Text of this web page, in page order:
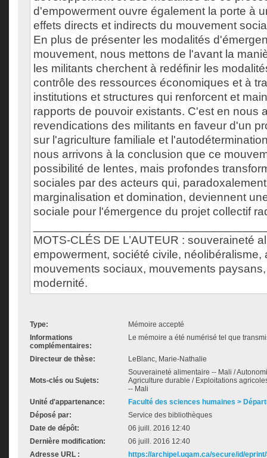
d'empowerment ouvre également la porte à
effets directs et indirects du mouvement
En plus de présenter les modalités
mouvement, nous mettons de l'avant la
les militants cherchent à redéfinir les
contrôle des ressources économiques et à
institutions et structures qui renforcent et
rapports de pouvoir existants. C'est en nous
revendications des militants en faveur d'un
sur l'agriculture familiale et
nous arrivons à la conclusion que ce
possibilité de lentes, mais profondes
sociales par des acteurs qui,
marginalisation et domination, deviennent
sociale pour l'émergence du projet collectif
MOTS-CLÉS DE L’AUTEUR : souveraineté
empowerment, société civile, néolibéralisme,
mouvements sociaux, mouvements
modernité.
Type:
Mémoire accepté
Informations
complémentaires:
Le mémoire a été numérisé tel que
Directeur de thèse: LeBlanc, Marie-Nathalie
Mots-clés ou Sujets:
Souveraineté alimentaire -- Mali /
Agriculture durable / Exploitations
-- Mali
Unité d'appartenance:
Faculté des sciences humaines >
Déposé par:
Service des bibliothèques
Date de dépôt:
06 juill. 2016 12:40
Dernière modification:
06 juill. 2016 12:40
Adresse URL :
https://archipel.uqam.ca/secure/id/